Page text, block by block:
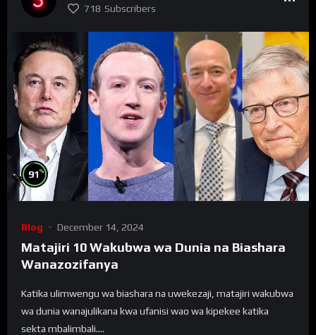
718 Subscribers
91 %
Blog December 14, 2024
Matajiri 10 Wakubwa wa Dunia na Biashara
Wanazozifanya
Katika ulimwengu wa biashara na uwekezaji, matajiri wakubwa
wa dunia wanajulikana kwa ufanisi wao wa kipekee katika
sekta mbalimbali....